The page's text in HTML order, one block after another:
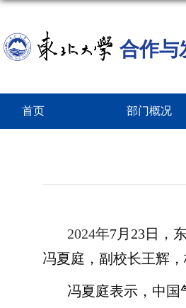
合作与
首页 部门概况
2024年7月23日，
冯夏庭，副校长王辉
冯夏庭表示，中国